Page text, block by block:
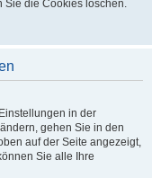
Sie die Cookies löschen.
in der
gehen Sie in den
auf der Seite angezeigt,
Sie alle Ihre